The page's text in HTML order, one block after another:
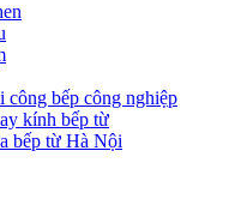
công bếp công nghiệp
kính bếp từ
bếp từ Hà Nội